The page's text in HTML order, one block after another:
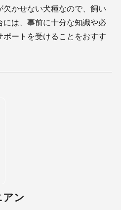
かせない犬種なので、飼い
は、事前に十分な知識や必
ートを受けることをおすす
アン